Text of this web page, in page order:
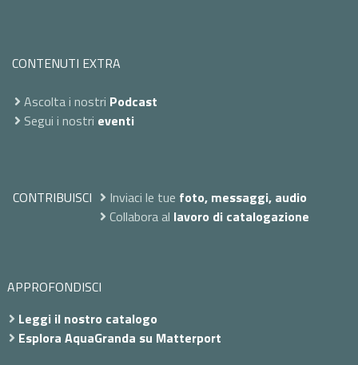
CONTENUTI EXTRA
Ascolta i nostri Podcast
Segui i nostri eventi
CONTRIBUISCI Inviaci le tue foto, messaggi, audio
Collabora al lavoro di catalogazione
APPROFONDISCI
Leggi il nostro catalogo
Esplora AquaGranda su Matterport